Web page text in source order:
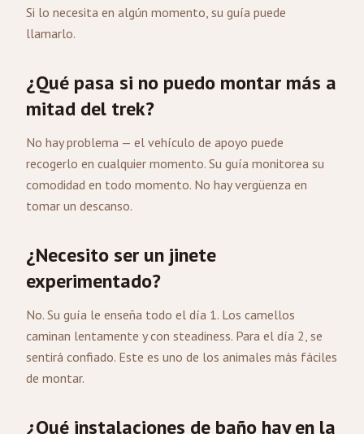
Si lo necesita en algún momento, su guía puede
llamarlo.
¿Qué pasa si no puedo montar más a
mitad del trek?
No hay problema — el vehículo de apoyo puede
recogerlo en cualquier momento. Su guía monitorea su
comodidad en todo momento. No hay vergüenza en
tomar un descanso.
¿Necesito ser un jinete
experimentado?
No. Su guía le enseña todo el día 1. Los camellos
caminan lentamente y con steadiness. Para el día 2, se
sentirá confiado. Este es uno de los animales más fáciles
de montar.
¿Qué instalaciones de baño hay en la